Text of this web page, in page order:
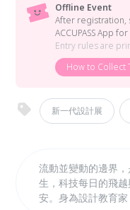
Offline Event
After registration,
ACCUPASS App
Entry rules are
How to Collect
新一代設計展
流動並變動的邊界
生，科技每日的飛
安。身為設計教育